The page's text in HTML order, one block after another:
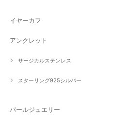
イヤーカフ
アンクレット
サージカルステンレス
スターリング925シルバー
パールジュエリー